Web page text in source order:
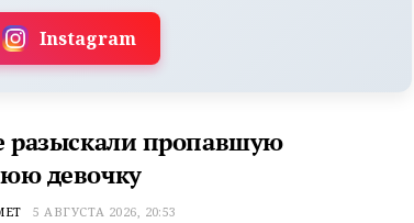
Instagram
разыскали пропавшую
девочку
5 АВГУСТА 2026, 20:53